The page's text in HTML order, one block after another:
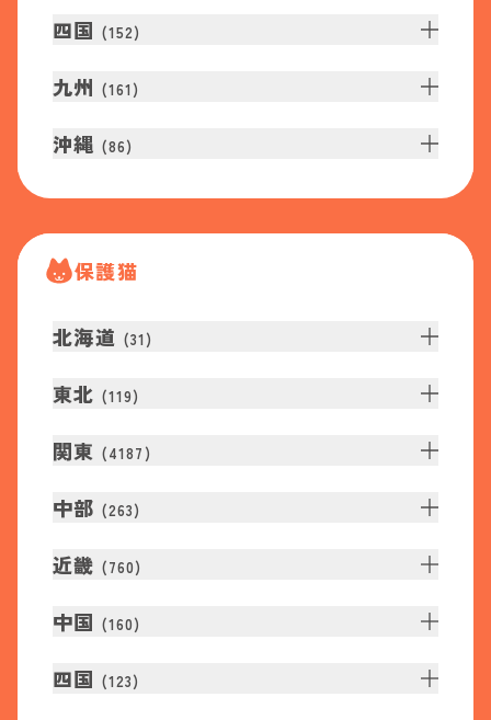
四国 (152)
九州 (161 )
沖縄 (86)
保護猫
北海道 (31 )
東北 (119)
関東 (4187 )
中部 (263)
近畿 (760)
中国 (160)
四国 (123)